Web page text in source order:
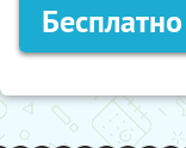
Бесплатно